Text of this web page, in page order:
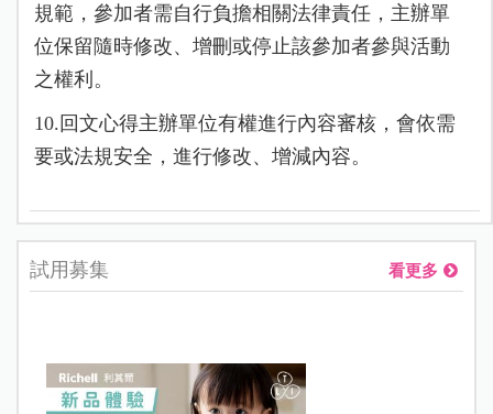
規範，參加者需自行負擔相關法律責任，主辦單
位保留隨時修改、增刪或停止該參加者參與活動
之權利。
10.回文心得主辦單位有權進行內容審核，會依需
要或法規安全，進行修改、增減內容。
試用募集 看更多